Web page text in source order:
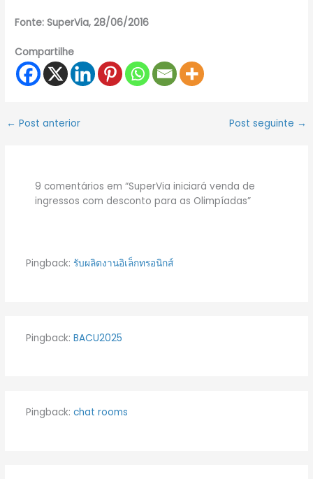
Fonte: SuperVia, 28/06/2016
Compartilhe
← Post anterior Post seguinte →
9 comentários em “SuperVia iniciará venda de
ingressos com desconto para as Olimpíadas”
Pingback: รับผลิตงานอิเล็กทรอนิกส์
Pingback: BACU2025
Pingback: chat rooms